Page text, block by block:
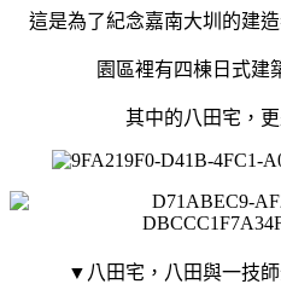
這是為了紀念嘉南大圳的建
園區裡有四棟日式建
其中的八田宅，
▼八田宅，八田與一技